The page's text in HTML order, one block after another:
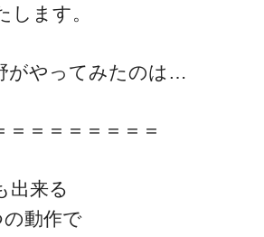
します。
がやってみたのは…
＝＝＝＝＝＝＝＝
出来る
動作で